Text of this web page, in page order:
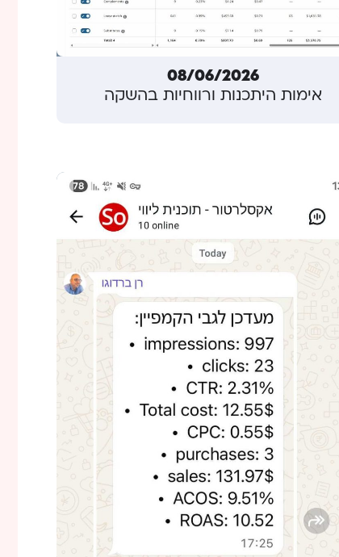
08/06/2026
אימות היתכנות ורווחיות בהשקה